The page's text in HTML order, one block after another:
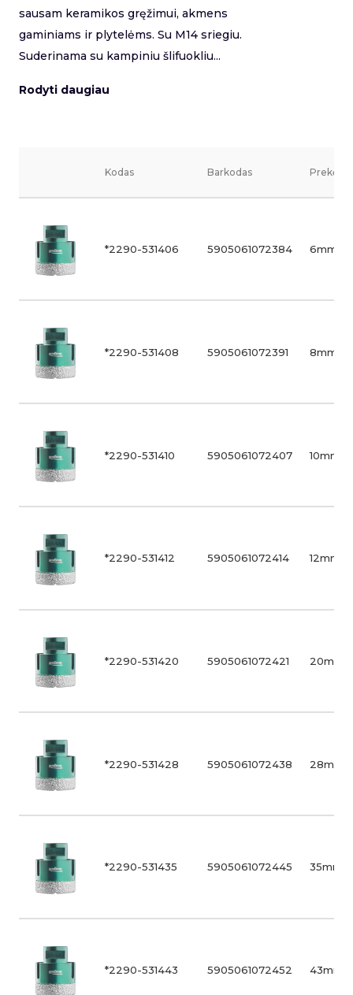
sausam keramikos gręžimui, akmens
gaminiams ir plytelėms. Su M14 sriegiu.
Suderinama su kampiniu šlifuokliu...
Rodyti daugiau
Kodas Barkodas Prekės
*2290-531406 5905061072384 6mm
*2290-531408 5905061072391 8mm
*2290-531410 5905061072407 10mm
*2290-531412 5905061072414 12mm
*2290-531420 5905061072421 20mm
*2290-531428 5905061072438 28mm
*2290-531435 5905061072445 35mm
*2290-531443 5905061072452 43mm